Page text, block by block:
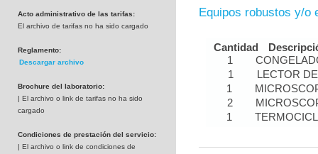
Acto administrativo de las tarifas:
El archivo de tarifas no ha sido cargado
Reglamento:
Descargar archivo
Brochure del laboratorio:
| El archivo o link de tarifas no ha sido
cargado
Condiciones de prestación del servicio:
| El archivo o link de condiciones de
Equipos robustos y/o
Cantidad
1
1
LECTOR
1
2
1